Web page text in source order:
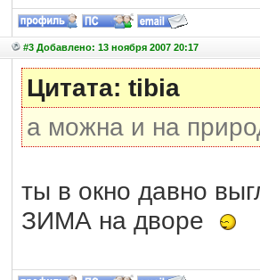
#3 Добавлено: 13 ноября 2007 20:17
Цитата: tibia
а можна и на
ты в окно давно
ЗИМА на дворе